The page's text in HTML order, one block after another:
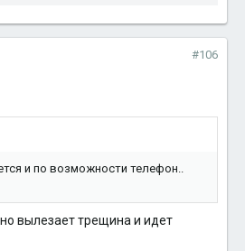
#106
и по возможности телефон..
вылезает трещина и идет